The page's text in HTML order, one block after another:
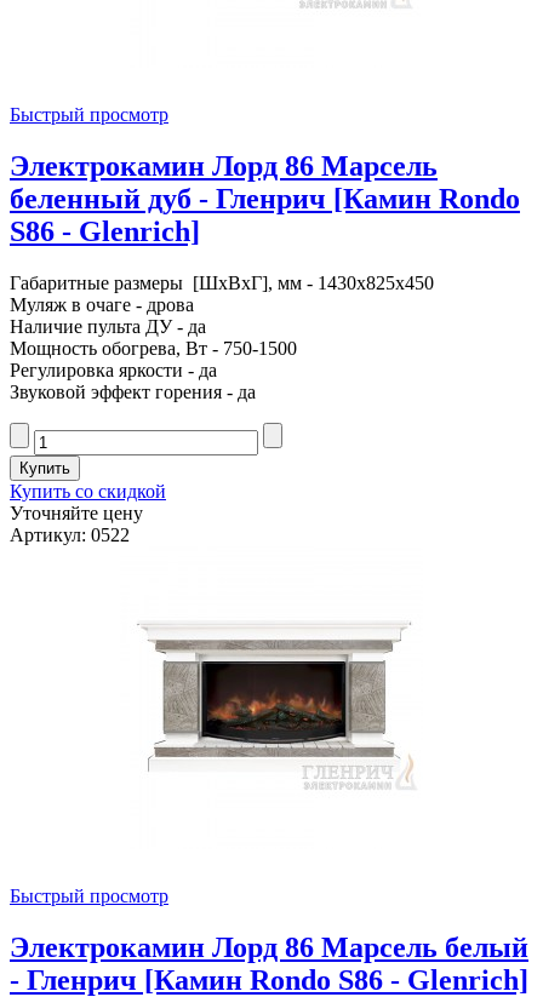
Быстрый просмотр
Электрокамин Лорд 86 Марсель
беленный дуб - Гленрич [Камин Rondo
S86 - Glenrich]
Габаритные размеры [ШxВxГ], мм - 1430x825x450
Муляж в очаге - дрова
Наличие пульта ДУ - да
Мощность обогрева, Вт - 750-1500
Регулировка яркости - да
Звуковой эффект горения - да
Купить со скидкой
Уточняйте цену
Артикул: 0522
Быстрый просмотр
Электрокамин Лорд 86 Марсель белый
- Гленрич [Камин Rondo S86 - Glenrich]